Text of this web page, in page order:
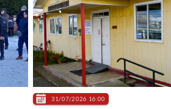
31/07/2026 16:00